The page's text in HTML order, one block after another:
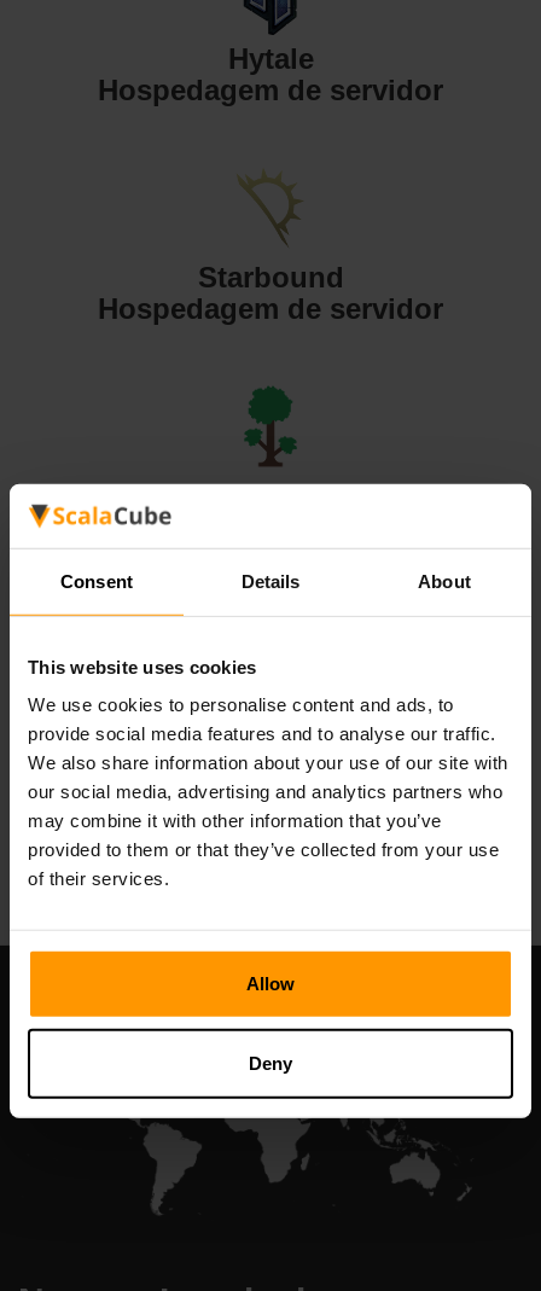
Consent Details About
This website uses cookies
We use cookies to personalise content and ads, to
provide social media features and to analyse our traffic.
We also share information about your use of our site with
our social media, advertising and analytics partners who
may combine it with other information that you’ve
provided to them or that they’ve collected from your use
of their services.
Allow
Deny
Hytale
Hospedagem de servidor
Starbound
Hospedagem de servidor
Hospedagem de servidor
Valheim
Hospedagem de servidor
All Games